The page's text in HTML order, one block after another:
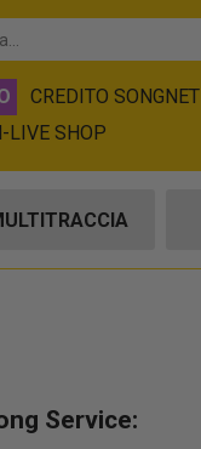
CREDITO SONGNET
LIVE SHOP
Service: